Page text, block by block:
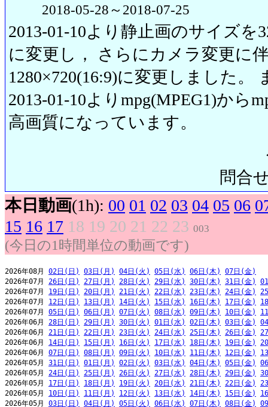
2018-05-28～2018-07-25
2013-01-10より静止画のサイズを
に変更し， さらにカメラ変更に
1280×720(16:9)に変更しました。
2013-01-10よりmpg(MPEG1)から
高画質になっています。
問合
本日動画(1h): 00 01 02 03 04 05 06
15 16 17 18 19 20 21 22 23 003
(今日の1時間単位の動画です)
2026年08月 02日(日) 03日(月) 04日(火) 05日(水) 06日(木)
07日(金)
2026年07月 26日(日) 27日(月) 28日(火) 29日(水) 30日(木) 31日(金)
2026年07月 19日(日) 20日(月) 21日(火) 22日(水) 23日(木) 24日(金)
2026年07月 12日(日) 13日(月) 14日(火) 15日(水) 16日(木) 17日(金)
2026年07月 05日(日) 06日(月) 07日(火) 08日(水) 09日(木) 10日(金)
2026年06月 28日(日) 29日(月) 30日(火) 01日(水) 02日(木) 03日(金)
2026年06月 21日(日) 22日(月) 23日(火) 24日(水) 25日(木) 26日(金)
2026年06月 14日(日) 15日(月) 16日(火) 17日(水) 18日(木) 19日(金)
2026年06月 07日(日) 08日(月) 09日(火) 10日(水) 11日(木) 12日(金)
2026年05月 31日(日) 01日(月) 02日(火) 03日(水) 04日(木) 05日(金)
2026年05月 24日(日) 25日(月) 26日(火) 27日(水) 28日(木) 29日(金)
2026年05月 17日(日) 18日(月) 19日(火) 20日(水) 21日(木) 22日(金)
2026年05月 10日(日) 11日(月) 12日(火) 13日(水) 14日(木) 15日(金)
2026年05月 03日(日) 04日(月) 05日(火) 06日(水) 07日(木) 08日(金)